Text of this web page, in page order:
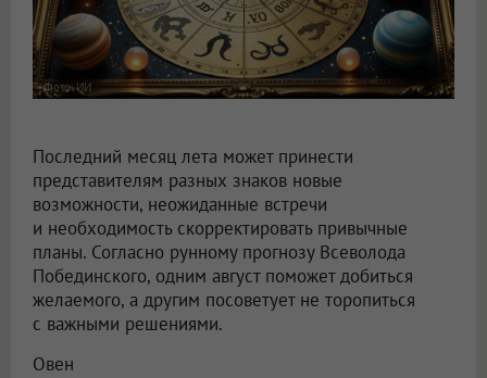
Фото: ИИ
Последний месяц лета может принести
представителям разных знаков новые
возможности, неожиданные встречи
и необходимость скорректировать привычные
планы. Согласно рунному прогнозу Всеволода
Побединского, одним август поможет добиться
желаемого, а другим посоветует не торопиться
с важными решениями.
Овен